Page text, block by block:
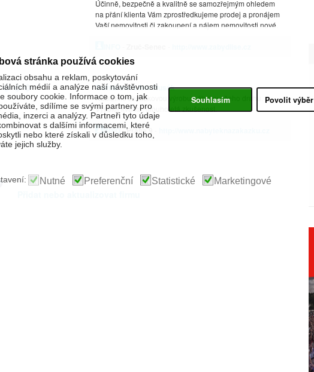
Účinně, bezpečně a kvalitně se samozřejmým ohledem
na přání klienta Vám zprostředkujeme prodej a pronájem
Vaší nemovitosti či zakoupení a nájem nemovitosti nové.
Truhlářství Libor Husák
Nabízíme zakázkovou výrobu nábytku všeho druhu.
Vysoká kvalita, dlouholetá zkušenost.
INFO-Praha 9
stránka používá cookies
obsahu a reklam, poskytování
médií a analýze naší návštěvnosti
soubory cookie. Informace o tom, jak
sdílíme se svými partnery pro
inzerci a analýzy. Partneři tyto údaje
s dalšími informacemi, které
nebo které získali v důsledku toho,
jejich služby.
Souhlasím Povolit výběr
Nutné Preferenční Statistické Marketingové